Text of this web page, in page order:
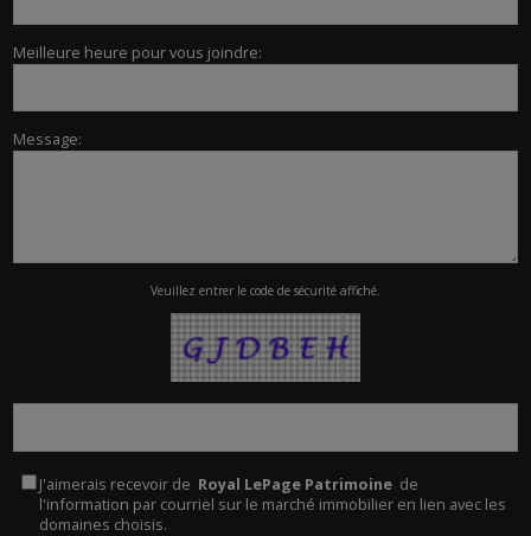
Meilleure heure pour vous joindre:
Message:
Veuillez entrer le code de sécurité affiché.
J'aimerais recevoir de Royal LePage Patrimoine de
l'information par courriel sur le marché immobilier en lien avec les
domaines choisis.